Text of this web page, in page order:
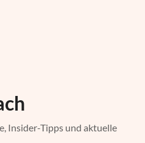
Insider-Tipps und aktuelle